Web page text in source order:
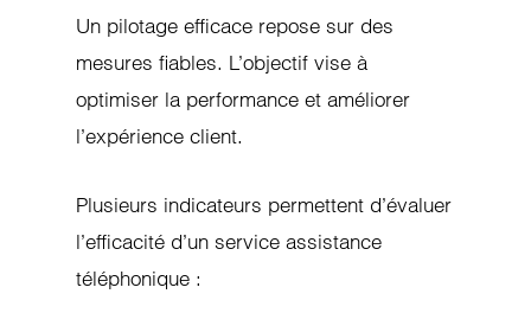
Un pilotage efficace repose sur des
mesures fiables. L’objectif vise à
optimiser la performance et améliorer
l’expérience client.
Plusieurs indicateurs permettent d’évaluer
l’efficacité d’un service assistance
téléphonique :